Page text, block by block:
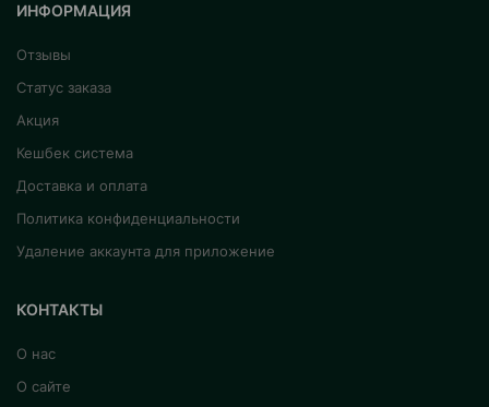
ИНФОРМАЦИЯ
Отзывы
Статус заказа
Акция
Кешбек система
Доставка и оплата
Политика конфиденциальности
Удаление аккаунта для приложение
КОНТАКТЫ
О нас
О сайте